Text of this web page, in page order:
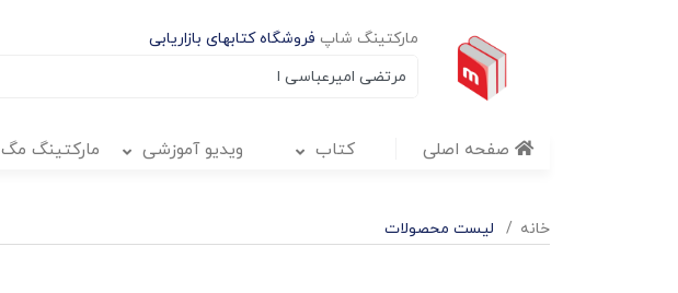
مارکتینگ شاپ فروشگاه کتابهای بازاریابی
صفحه اصلی کتاب ویدیو آموزشی مارکتینگ مگ
خانه لیست محصولات